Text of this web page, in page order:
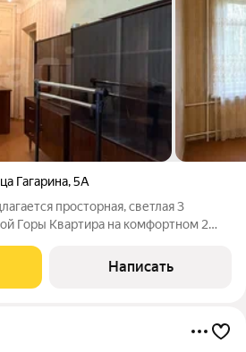
Гагарина,5А
просторная, светлая 3
Горы Квартира на комфортном 2
от основной зоны квартиры,
Написать